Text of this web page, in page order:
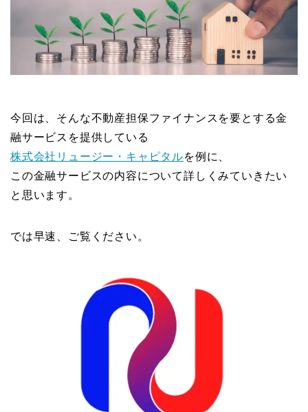
今回は、そんな不動産担保ファイナンスを要とする金
融サービスを提供している
株式会社リュージー・キャピタルを例に、
この金融サービスの内容について詳しくみていきたい
と思います。
では早速、ご覧ください。